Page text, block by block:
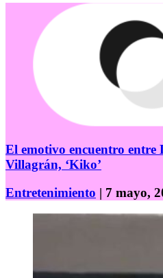
El emotivo encuentro entre
Villagrán, ‘Kiko’
Entretenimiento | 7 mayo,